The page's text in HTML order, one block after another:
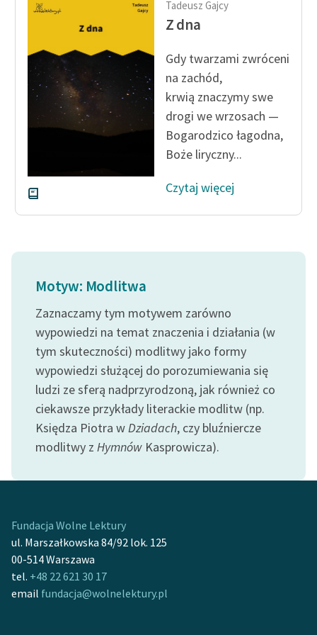
feministycznej
Kolekcje edukacyjne
twórców przechodzących
do domeny publicznej,
lektur szkolnych oraz
Starego Testamentu
Szkoła Poezji Wolnych
Lektur
Zespół
Zasady wykorzystania
Wolnych Lektur
Logotypy
Materiały promocyjne
Polityka prywatności
Dane fundacji i
sprawozdania finansowe
Regulamin darowizn
Tadeusz Gajcy
Z dna
Gdy twarzami zwróceni
na zachód,
krwią znaczymy swe
drogi we wrzosach —
Bogarodzico łagodna,
Boże liryczny...
Czytaj więcej
Motyw: Modlitwa
Zaznaczamy tym motywem zarówno
wypowiedzi na temat znaczenia i działania (w
tym skuteczności) modlitwy jako formy
wypowiedzi służącej do porozumiewania się
ludzi ze sferą nadprzyrodzoną, jak również co
ciekawsze przykłady literackie modlitw (np.
Księdza Piotra wDziadach, czy bluźniercze
modlitwy z Hymnów Kasprowicza).
Fundacja Wolne Lektury
ul. Marszałkowska 84/92 lok. 125
00-514 Warszawa
tel. +48 22 621 30 17
email fundacja@wolnelektury.pl